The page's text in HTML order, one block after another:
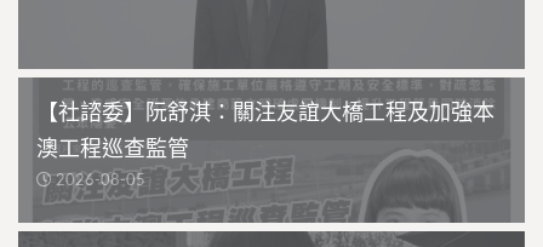
【社諮委】阮舒淇：關注友誼大橋工程及加強本
澳工程巡查監管
2026-08-05